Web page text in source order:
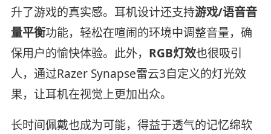
升了游戏的真实感。耳机设计还支持游戏/语音音
量平衡功能，轻松在喧闹的环境中调整音量，确
保用户的愉快体验。此外， RGB灯效也很吸引
人，通过Razer Synapse雷云3自定义的灯光效
果，让耳机在视觉上更加出众。
长时间佩戴也成为可能，得益于透气的记忆绵软